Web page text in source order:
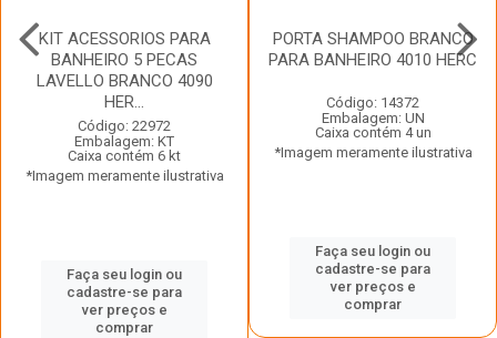
KIT ACESSORIOS PARA
BANHEIRO 5 PECAS
LAVELLO BRANCO 4090
HER...
Código: 22972
Embalagem: KT
Caixa contém 6 kt
*Imagem meramente ilustrativa
Faça seu login ou
cadastre-se para
ver preços e
comprar
PORTA SHAMPOO BRANCO
PARA BANHEIRO 4010 HERC
Código: 14372
Embalagem: UN
Caixa contém 4 un
*Imagem meramente ilustrativa
Faça seu login ou
cadastre-se para
ver preços e
comprar